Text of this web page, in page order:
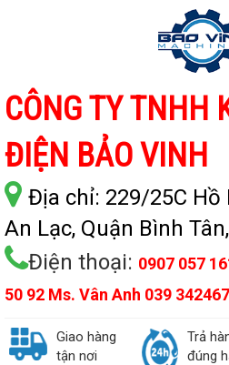
CÔNG TY TNHH
ĐIỆN BẢO VINH
Địa chỉ: 229/25C Hồ
An Lạc, Quận Bình
Điện thoại: 0907 057
50 92 Ms. Vân Anh 039
Giao hàng
tận nơi
Trả
đúng